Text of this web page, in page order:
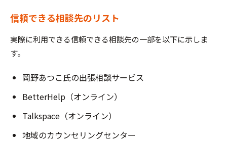
信頼できる相談先のリスト
実際に利用できる信頼できる相談先の一部を以下に示しま
す。
岡野あつこ氏の出張相談サービス
BetterHelp（オンライン）
Talkspace（オンライン）
地域のカウンセリングセンター